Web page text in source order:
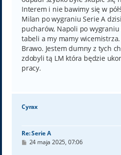
Interem i nie bawimy się w
Milan po wygraniu Serie A
pucharów, Napoli po wygraniu
tabeli a my mamy wicemistrza.
Brawo. Jestem dumny z tych
zdobyli tą LM która będzie
pracy.
Cyrax
Re: Serie A
P24 maja 2025, 07:06